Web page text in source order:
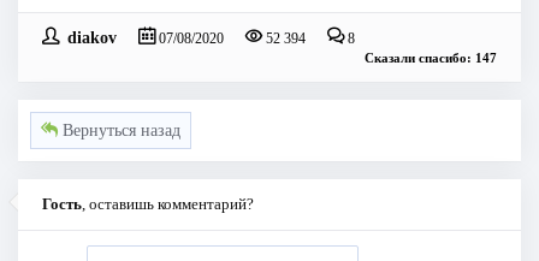
diakov 07/08/2020 52 394 8
Сказали спасибо: 147
Вернуться назад
Гость , оставишь комментарий?